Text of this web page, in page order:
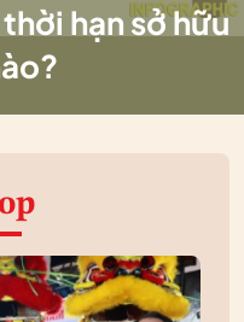
hạn sở hữu